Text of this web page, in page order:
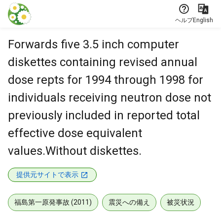
本文に飛ぶ
ヘルプEnglish
Forwards five 3.5 inch computer
diskettes containing revised annual
dose repts for 1994 through 1998 for
individuals receiving neutron dose not
previously included in reported total
effective dose equivalent
values.Without diskettes.
提供元サイトで表示
福島第一原発事故 (2011) 震災への備え 被災状況